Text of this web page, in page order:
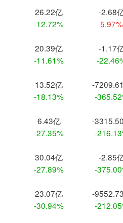
26.22亿
-12.72%
-2.68
5.97%
20.39亿
-11.61%
-1.17
-
13.52亿
-18.13%
-
-
6.43亿
-27.35%
-
-
30.04亿
-27.89%
-2.85
-
23.07亿
-30.94%
-
-